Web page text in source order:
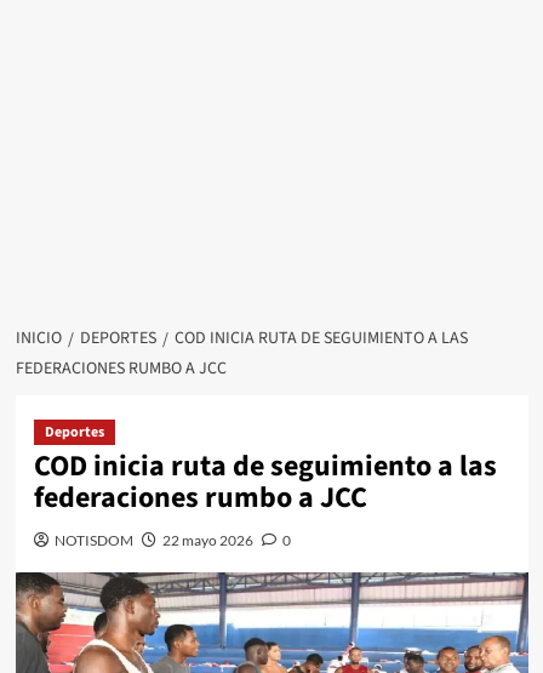
INICIO DEPORTES
COD INICIA RUTA DE SEGUIMIENTO A LAS
FEDERACIONES RUMBO A JCC
Deportes
COD inicia ruta de seguimiento a las
federaciones rumbo a JCC
NOTISDOM 22 mayo 2026 0